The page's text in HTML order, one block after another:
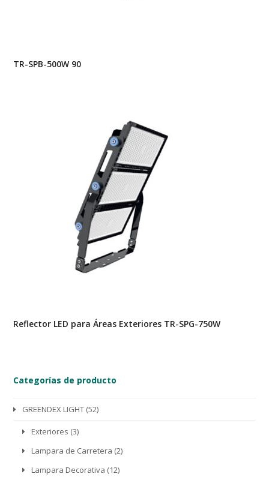
TR-SPB-500W 90
Reflector LED para Áreas Exteriores TR-SPG-750W
Categorías de producto
GREENDEX LIGHT (52)
Exteriores (3)
Lampara de Carretera (2)
Lampara Decorativa (12)